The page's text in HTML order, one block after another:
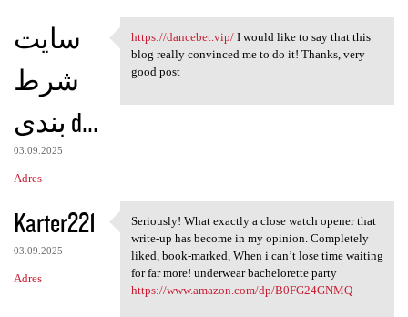
سایت
شرط
بندی d...
03.09.2025
Adres
https://dancebet.vip/ I would
https://dancebet.vip/I would like to say that this
blog really convinced me to do it! Thanks, very
good post
Karter221
03.09.2025
Adres
Seriously! What exactly a
Seriously! What exactly a close watch opener that
write-up has become in my opinion. Completely
liked, book-marked, When i can’t lose time waiting
for far more! underwear bachelorette party
https://www.amazon.com/dp/B0FG24GNMQ